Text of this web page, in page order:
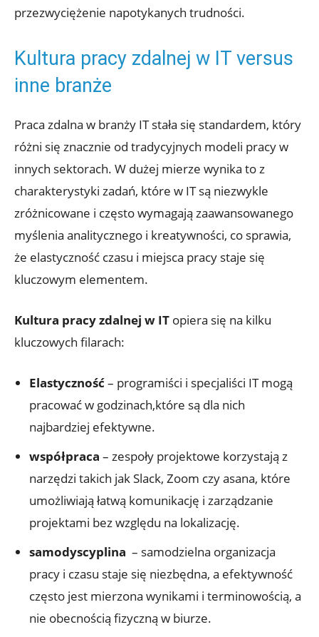
przezwyciężenie⁢ napotykanych trudności.
Kultura pracy ​zdalnej w IT versus
inne branże
Praca zdalna w⁤ branży IT stała się‍ standardem, który
⁤różni ⁤się znacznie od tradycyjnych modeli pracy w
innych sektorach. W dużej ‍mierze‌ wynika to z
charakterystyki zadań, które w IT są niezwykle
zróżnicowane i często wymagają zaawansowanego
myślenia analitycznego i ⁢kreatywności, ⁣co‍ sprawia,
że ⁣elastyczność ⁢czasu i miejsca⁣ pracy staje się
kluczowym elementem.
Kultura pracy zdalnej w⁣ IT opiera się na kilku ​
kluczowych​ filarach:
Elastyczność– programiści i‍ specjaliści‍ IT mogą‌
pracować⁤ w godzinach,które są dla nich
najbardziej‍ efektywne.
współpraca – zespoły projektowe korzystają z ​
narzędzi takich jak Slack, Zoom czy asana,⁣ które
umożliwiają łatwą komunikację i zarządzanie
projektami bez względu‌ na lokalizację.
samodyscyplina ​ – samodzielna organizacja
pracy ​i czasu ‌staje ⁣się niezbędna, a efektywność
‌często⁤ jest‌ mierzona wynikami ⁢i terminowością, a
‍nie ⁢obecnością fizyczną⁤ w biurze.